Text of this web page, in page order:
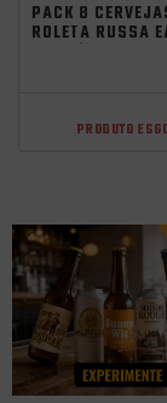
PACK 8
ROLETA RUSSA
PRODUTO